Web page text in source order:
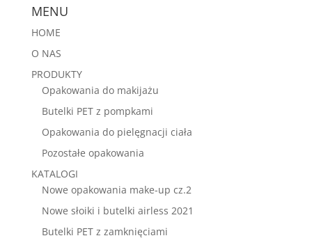
MENU
HOME
O NAS
PRODUKTY
Opakowania do makijażu
Butelki PET z pompkami
Opakowania do pielęgnacji ciała
Pozostałe opakowania
KATALOGI
Nowe opakowania make-up cz.2
Nowe słoiki i butelki airless 2021
Butelki PET z zamknięciami